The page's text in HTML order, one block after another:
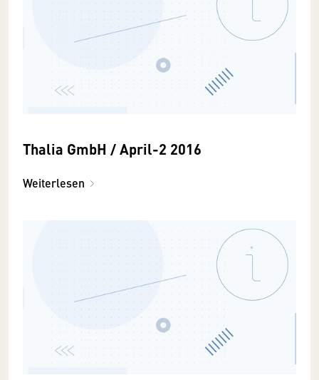
Thalia GmbH / April-2 2016
Weiterlesen